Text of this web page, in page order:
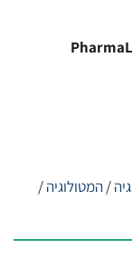
/המטולוגיה/